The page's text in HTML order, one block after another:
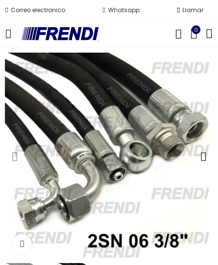
Correo electronico Whatsapp Llamar
0
Click para agrandar